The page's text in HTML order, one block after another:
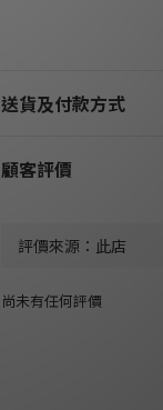
送貨及付款方式
顧客評價
尚未有任何評價